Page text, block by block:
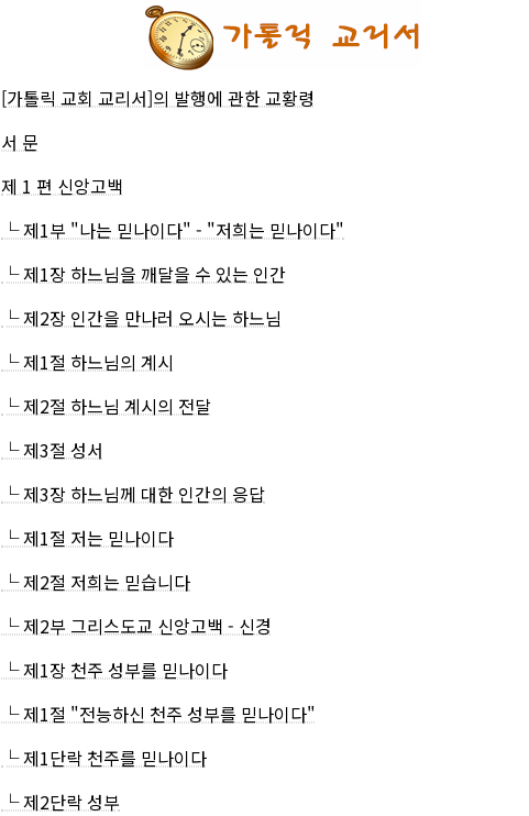
[가톨릭 교회 교리서]의 발행에 관한 교황령
서 문
제 1 편 신앙고백
└ 제1부 "나는 믿나이다" - "저희는 믿나이다"
└ 제1장 하느님을 깨달을 수 있는 인간
└ 제2장 인간을 만나러 오시는 하느님
└ 제1절 하느님의 계시
└ 제2절 하느님 계시의 전달
└ 제3절 성서
└ 제3장 하느님께 대한 인간의 응답
└ 제1절 저는 믿나이다
└ 제2절 저희는 믿습니다
└ 제2부 그리스도교 신앙고백 - 신경
└ 제1장 천주 성부를 믿나이다
└ 제1절 "전능하신 천주 성부를 믿나이다"
└ 제1단락 천주를 믿나이다
└ 제2단락 성부